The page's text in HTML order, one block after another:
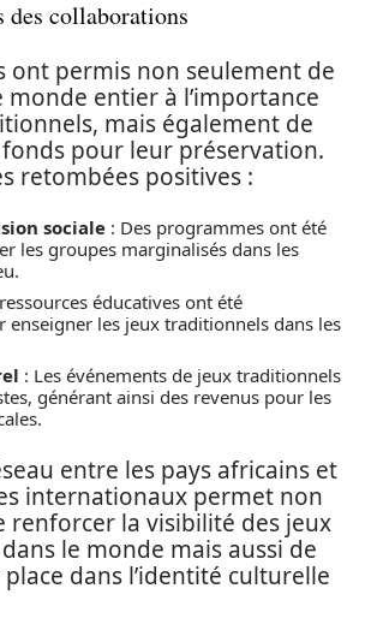
des collaborations
ont permis non seulement de
monde entier à l’importance
mais également de
pour leur préservation.
retombées positives :
sociale : Des programmes ont été
les groupes marginalisés dans les
éducatives ont été
enseigner les jeux traditionnels dans les
: Les événements de jeux traditionnels
générant ainsi des revenus pour les
entre les pays africains et
internationaux permet non
renforcer la visibilité des jeux
le monde mais aussi de
dans l’identité culturelle